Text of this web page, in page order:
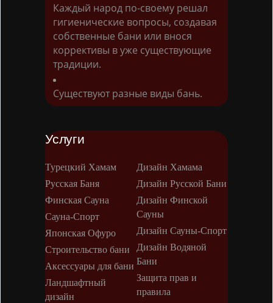
Каждый народ по-своему решал
гигиенические вопросы, создавая
собственные бани или внося
коррективы в уже существующие
традиции.
Существуют разные виды бань.
Услуги
Турецкий Хамам
Русская Баня
Финская Сауна
Сауна-Спорт
Японская Офуро
Строительство бани
Аксессуары для бани
Ландшафтный
дизайн
Дизайн Хамама
Дизайн Русской Бани
Дизайн Финской
Сауны
Дизайн Сауны-Спорт
Дизайн Водяной
Бани
Защита прав и
правила